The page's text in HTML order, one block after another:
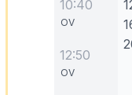
10:40
OV
12:50
OV